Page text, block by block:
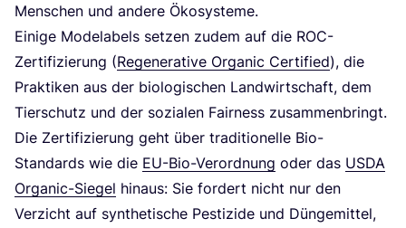
Men­schen und ande­re Ökosysteme.
Eini­ge Mode­la­bels set­zen zudem auf die ROC-
Zer­ti­fi­zie­rung (Rege­ne­ra­ti­ve Orga­nic Cer­ti­fied), die
Prak­ti­ken aus der bio­lo­gi­schen Land­wirt­schaft, dem
Tier­schutz und der sozia­len Fair­ness zusam­men­bringt.
Die Zer­ti­fi­zie­rung geht über tra­di­tio­nel­le Bio-
Stan­dards wie die EU-Bio-Ver­ord­nung oder das USDA
Orga­nic-Sie­gel hin­aus: Sie for­dert nicht nur den
Ver­zicht auf syn­the­ti­sche Pes­ti­zi­de und Dün­ge­mit­tel,